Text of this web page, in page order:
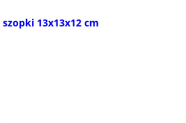
13x13x12 cm